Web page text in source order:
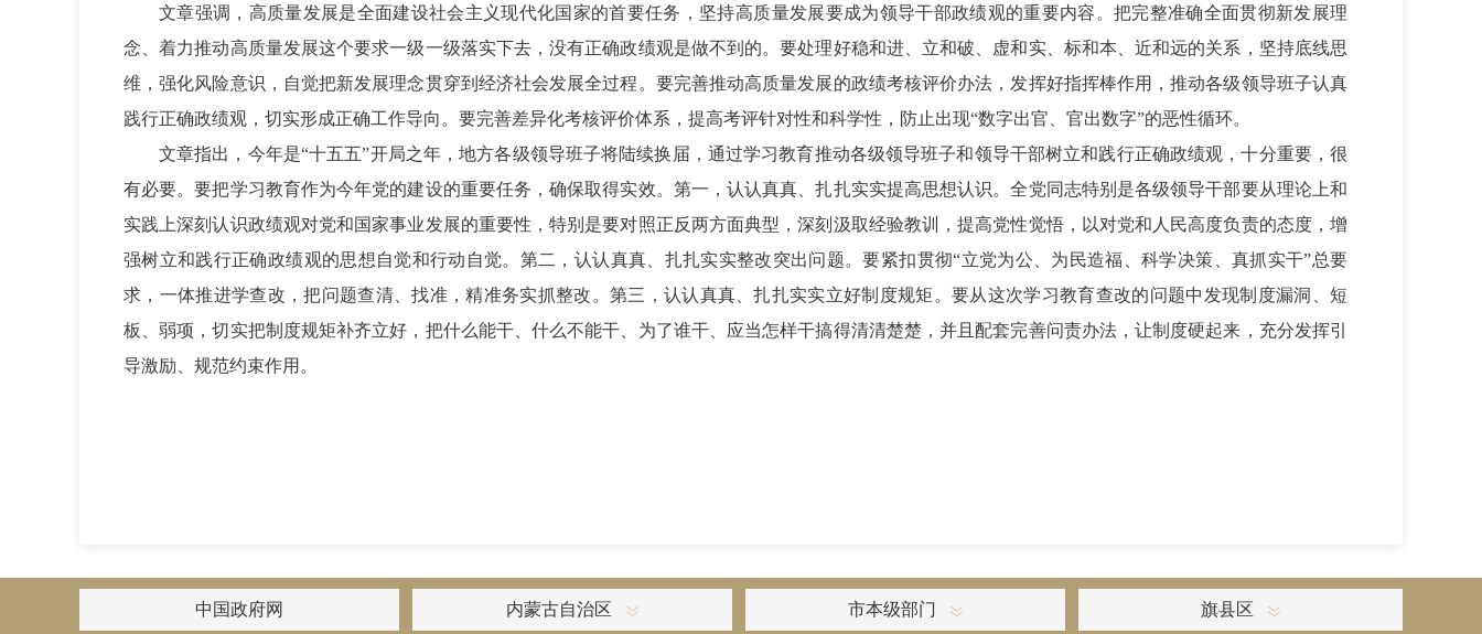
文章强调，高质量发展是全面建设社会主义现代化国家的首要任务，坚持高质量发展要成为领导干部政绩观的重要内容。把完整准确全面贯彻新发展理
念、着力推动高质量发展这个要求一级一级落实下去，没有正确政绩观是做不到的。要处理好稳和进、立和破、虚和实、标和本、近和远的关系，坚持底线思
维，强化风险意识，自觉把新发展理念贯穿到经济社会发展全过程。要完善推动高质量发展的政绩考核评价办法，发挥好指挥棒作用，推动各级领导班子认真
践行正确政绩观，切实形成正确工作导向。要完善差异化考核评价体系，提高考评针对性和科学性，防止出现“数字出官、官出数字”的恶性循环。
文章指出，今年是“十五五”开局之年，地方各级领导班子将陆续换届，通过学习教育推动各级领导班子和领导干部树立和践行正确政绩观，十分重要，很
有必要。要把学习教育作为今年党的建设的重要任务，确保取得实效。第一，认认真真、扎扎实实提高思想认识。全党同志特别是各级领导干部要从理论上和
实践上深刻认识政绩观对党和国家事业发展的重要性，特别是要对照正反两方面典型，深刻汲取经验教训，提高党性觉悟，以对党和人民高度负责的态度，增
强树立和践行正确政绩观的思想自觉和行动自觉。第二，认认真真、扎扎实实整改突出问题。要紧扣贯彻“立党为公、为民造福、科学决策、真抓实干”总要
求，一体推进学查改，把问题查清、找准，精准务实抓整改。第三，认认真真、扎扎实实立好制度规矩。要从这次学习教育查改的问题中发现制度漏洞、短
板、弱项，切实把制度规矩补齐立好，把什么能干、什么不能干、为了谁干、应当怎样干搞得清清楚楚，并且配套完善问责办法，让制度硬起来，充分发挥引
导激励、规范约束作用。
中国政府网 内蒙古自治区 市本级部门 旗县区